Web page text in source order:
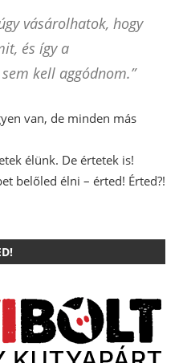
vásárolhatok, hogy
és így a
kell aggódnom.”
van, de minden más
élünk. De értetek is!
belőled élni – érted! Érted?!